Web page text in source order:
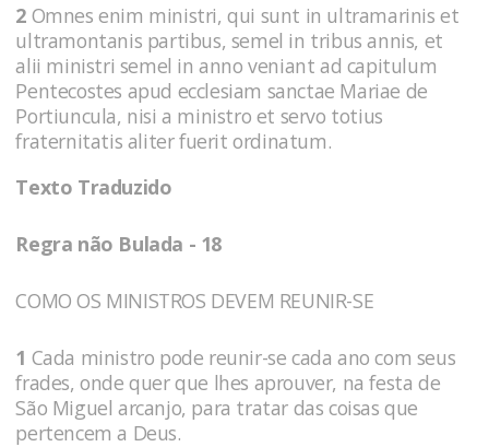
2 Omnes enim ministri, qui sunt in ultramarinis et
ultramontanis partibus, semel in tribus annis, et
alii ministri semel in anno veniant ad capitulum
Pentecostes apud ecclesiam sanctae Mariae de
Portiuncula, nisi a ministro et servo totius
fraternitatis aliter fuerit ordinatum.
Texto Traduzido
Regra não Bulada - 18
COMO OS MINISTROS DEVEM REUNIR-SE
1 Cada ministro pode reunir-se cada ano com seus
frades, onde quer que lhes aprouver, na festa de
São Miguel arcanjo, para tratar das coisas que
pertencem a Deus.